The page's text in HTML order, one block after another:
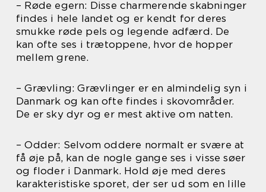
– Røde egern: Disse charmerende skabninger
findes i hele landet og er kendt for deres
smukke røde pels og legende adfærd. De
kan ofte ses i trætoppene, hvor de hopper
mellem grene.
– Grævling: Grævlinger er en almindelig syn i
Danmark og kan ofte findes i skovområder.
De er sky dyr og er mest aktive om natten.
– Odder: Selvom oddere normalt er svære at
få øje på, kan de nogle gange ses i visse søer
og floder i Danmark. Hold øje med deres
karakteristiske sporet, der ser ud som en lille